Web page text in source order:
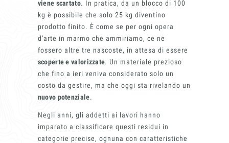
Marmi
viene scartato. In pratica, da un blocco di 100
kg è possibile che solo 25 kg diventino
prodotto finito. È come se per ogni opera
d'arte in marmo che ammiriamo, ce ne
fossero altre tre nascoste, in attesa di essere
scoperte e valorizzate. Un materiale prezioso
che fino a ieri veniva considerato solo un
costo da gestire, ma che oggi sta rivelando un
nuovo potenziale.
Negli anni, gli addetti ai lavori hanno
imparato a classificare questi residui in
categorie precise, ognuna con caratteristiche